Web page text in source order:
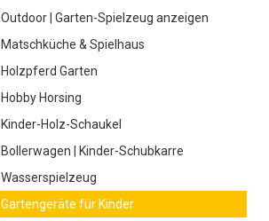
Outdoor | Garten-Spielzeug anzeigen
Matschküche & Spielhaus
Holzpferd Garten
Hobby Horsing
Kinder-Holz-Schaukel
Bollerwagen | Kinder-Schubkarre
Wasserspielzeug
Gartengeräte für Kinder